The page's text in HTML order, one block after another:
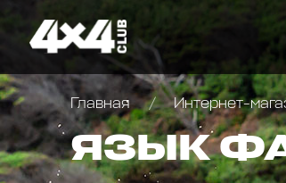
Главная Интернет-
ЯЗЫК